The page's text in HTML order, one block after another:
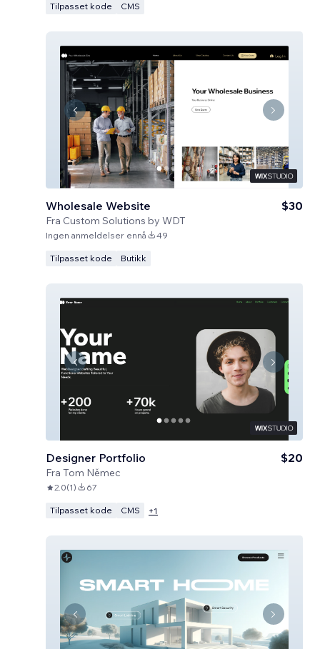
Tilpasset kode CMS
Wholesale Website
Fra Custom Solutions by WDT
$30
Ingen anmeldelser ennå 49
Tilpasset kode Butikk
Designer Portfolio
Fra Tom Němec
$20
2.0(1) 67
Tilpasset kode CMS +1